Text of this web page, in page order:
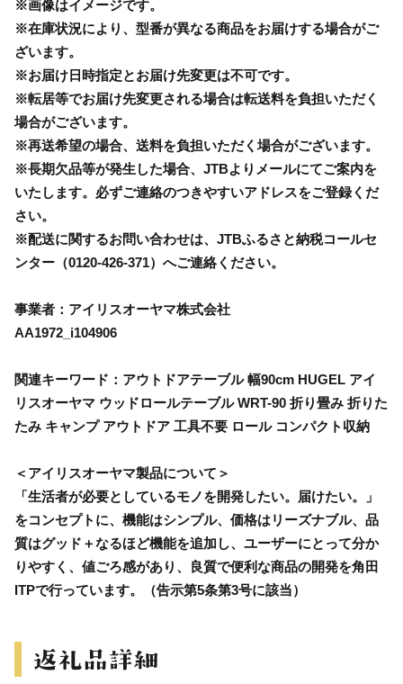
※画像はイメージです。
※在庫状況により、型番が異なる商品をお届けする場合がご
ざいます。
※お届け日時指定とお届け先変更は不可です。
※転居等でお届け先変更される場合は転送料を負担いただく
場合がございます。
※再送希望の場合、送料を負担いただく場合がございます。
※長期欠品等が発生した場合、JTBよりメールにてご案内を
いたします。必ずご連絡のつきやすいアドレスをご登録くだ
さい。
※配送に関するお問い合わせは、JTBふるさと納税コールセ
ンター（0120-426-371）へご連絡ください。
事業者：アイリスオーヤマ株式会社
AA1972_i104906
関連キーワード：アウトドアテーブル 幅90cm HUGEL アイ
リスオーヤマ ウッドロールテーブル WRT-90 折り畳み 折りた
たみ キャンプ アウトドア 工具不要 ロール コンパクト収納
＜アイリスオーヤマ製品について＞
「生活者が必要としているモノを開発したい。届けたい。」
をコンセプトに、機能はシンプル、価格はリーズナブル、品
質はグッド＋なるほど機能を追加し、ユーザーにとって分か
りやすく、値ごろ感があり、良質で便利な商品の開発を角田
ITPで行っています。（告示第5条第3号に該当）